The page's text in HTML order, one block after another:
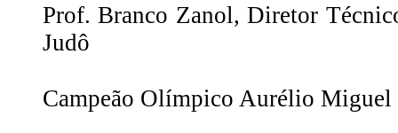
Prof. Branco Zanol, Diretor
Judô
Campeão Olímpico Aurélio Miguel